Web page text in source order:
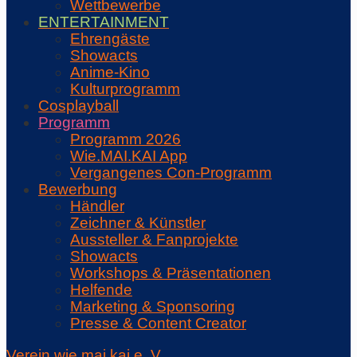
Wettbewerbe
ENTERTAINMENT
Ehrengäste
Showacts
Anime-Kino
Kulturprogramm
Cosplayball
Programm
Programm 2026
Wie.MAI.KAI App
Vergangenes Con-Programm
Bewerbung
Händler
Zeichner & Künstler
Aussteller & Fanprojekte
Showacts
Workshops & Präsentationen
Helfende
Marketing & Sponsoring
Presse & Content Creator